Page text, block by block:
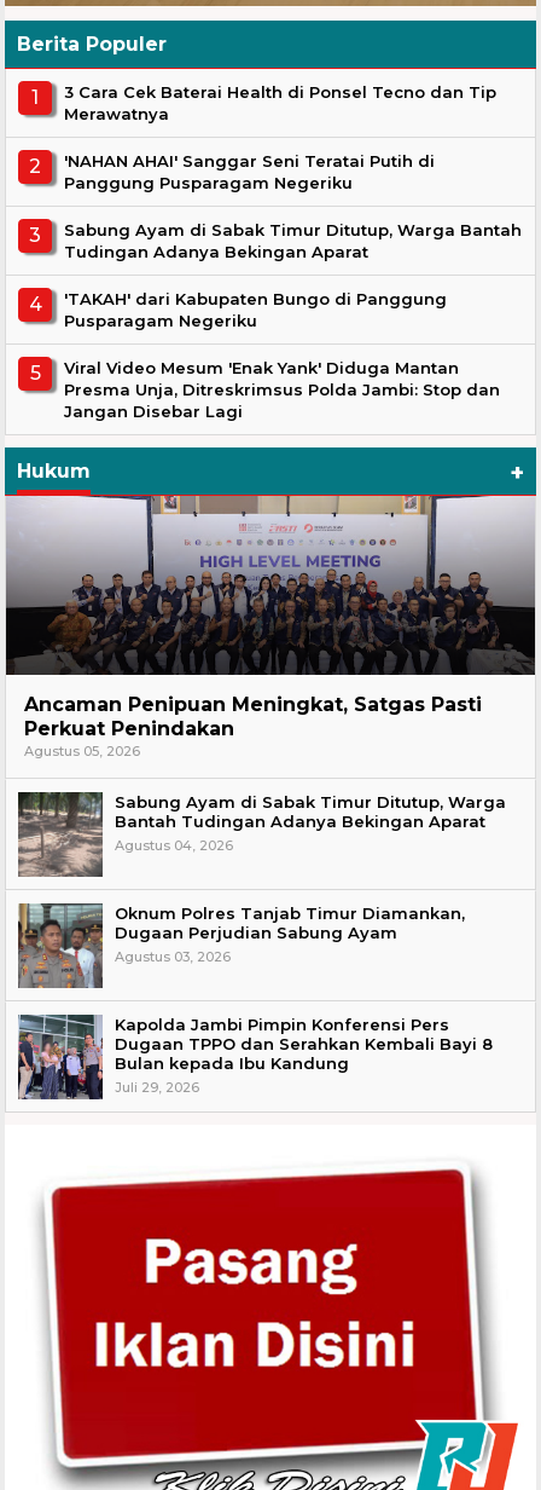
Berita Populer
3 Cara Cek Baterai Health di Ponsel Tecno dan Tip
Merawatnya
'NAHAN AHAI' Sanggar Seni Teratai Putih di
Panggung Pusparagam Negeriku
Sabung Ayam di Sabak Timur Ditutup, Warga Bantah
Tudingan Adanya Bekingan Aparat
'TAKAH' dari Kabupaten Bungo di Panggung
Pusparagam Negeriku
Viral Video Mesum 'Enak Yank' Diduga Mantan
Presma Unja, Ditreskrimsus Polda Jambi: Stop dan
Jangan Disebar Lagi
Hukum +
Ancaman Penipuan Meningkat, Satgas Pasti
Perkuat Penindakan
Agustus 05, 2026
Sabung Ayam di Sabak Timur Ditutup, Warga
Bantah Tudingan Adanya Bekingan Aparat
Agustus 04, 2026
Oknum Polres Tanjab Timur Diamankan,
Dugaan Perjudian Sabung Ayam
Agustus 03, 2026
Kapolda Jambi Pimpin Konferensi Pers
Dugaan TPPO dan Serahkan Kembali Bayi 8
Bulan kepada Ibu Kandung
Juli 29, 2026